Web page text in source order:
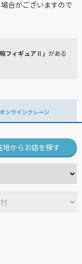
合がございますので
フィギュアⅡ」 がある
オンラインクレーン
地からお店を探す